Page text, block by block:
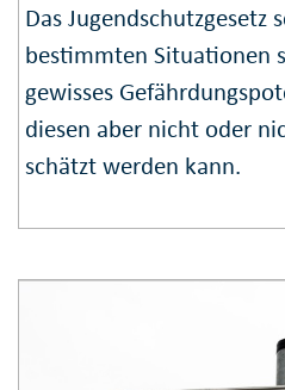
Das
bestimmten Situationen
gewisses
diesen aber nicht oder
schätzt werden kann.